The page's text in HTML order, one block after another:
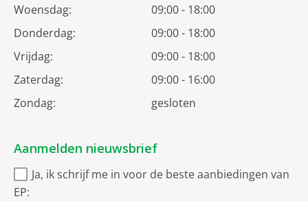
Woensdag:
09:00 - 18:00
Donderdag:
09:00 - 18:00
Vrijdag:
09:00 - 18:00
Zaterdag:
09:00 - 16:00
Zondag:
gesloten
Aanmelden nieuwsbrief
Ja, ik schrijf me in voor de beste aanbiedingen van
EP: